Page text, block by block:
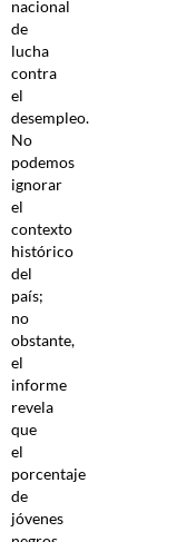
nacional
de
lucha
contra
el
desempleo.
No
podemos
ignorar
el
contexto
histórico
del
país;
no
obstante,
el
informe
revela
que
el
porcentaje
de
jóvenes